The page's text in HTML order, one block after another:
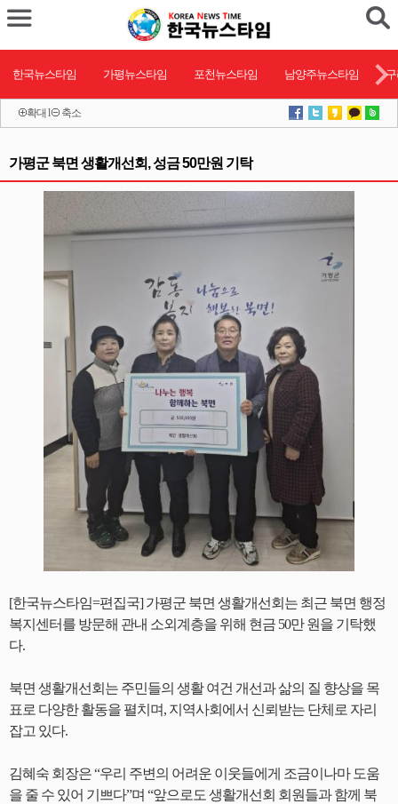
한국뉴스타임 가평뉴스타임 포천뉴스타임 남양주뉴스타임
확대 l 축소
가평군 북면 생활개선회, 성금 50만원 기탁
[한국뉴스타임=편집국] 가평군 북면 생활개선회는 최근 북면 행정
복지센터를 방문해 관내 소외계층을 위해 현금 50만 원을 기탁했
다.
북면 생활개선회는 주민들의 생활 여건 개선과 삶의 질 향상을 목
표로 다양한 활동을 펼치며, 지역사회에서 신뢰받는 단체로 자리
잡고 있다.
김혜숙 회장은 “우리 주변의 어려운 이웃들에게 조금이나마 도움
을 줄 수 있어 기쁘다”며 “앞으로도 생활개선회 회원들과 함께 북